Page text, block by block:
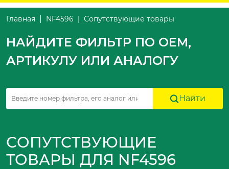
Главная NF4596 Сопутствующие товары
НАЙДИТЕ ФИЛЬТР ПО OEM,
АРТИКУЛУ ИЛИ АНАЛОГУ
Найти
СОПУТСТВУЮЩИЕ
ТОВАРЫ ДЛЯ NF4596